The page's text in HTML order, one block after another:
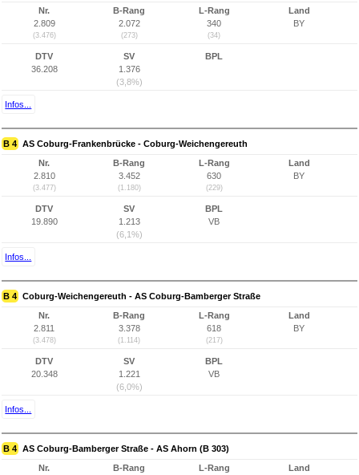
Nr.
2.809
(3.476)
B-Rang
2.072
(273)
L-Rang
340
(34)
Land
BY
DTV
36.208
SV
1.376
(3,8%)
BPL
Infos...
B 4 AS Coburg-Frankenbrücke - Coburg-Weichengereuth
Nr.
2.810
(3.477)
B-Rang
3.452
(1.180)
L-Rang
630
(229)
Land
BY
DTV
19.890
SV
1.213
(6,1%)
BPL
VB
Infos...
B 4 Coburg-Weichengereuth - AS Coburg-Bamberger Straße
Nr.
2.811
(3.478)
B-Rang
3.378
(1.114)
L-Rang
618
(217)
Land
BY
DTV
20.348
SV
1.221
(6,0%)
BPL
VB
Infos...
B 4 AS Coburg-Bamberger Straße - AS Ahorn (B 303)
Nr.
B-Rang
L-Rang
Land